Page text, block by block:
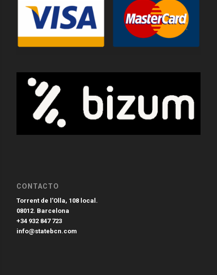
CONTACTO
Torrent de l’Olla, 108 local.
08012. Barcelona
+34 932 847 723
info@statebcn.com